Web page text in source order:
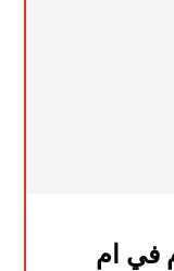
في ام